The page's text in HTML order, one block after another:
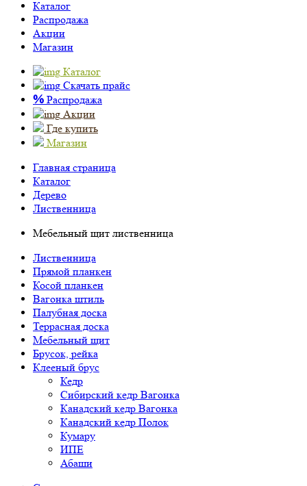
Каталог
Распродажа
Акции
Магазин
Каталог
Скачать прайс
% Распродажа
Акции
Где купить
Магазин
Главная страница
Каталог
Дерево
Лиственница
Мебельный щит лиственница
Лиственница
Прямой планкен
Косой планкен
Вагонка штиль
Палубная доска
Террасная доска
Мебельный щит
Брусок, рейка
Клееный брус
Кедр
Сибирский кедр Вагонка
Канадский кедр Вагонка
Канадский кедр Полок
Кумару
ИПЕ
Абаши